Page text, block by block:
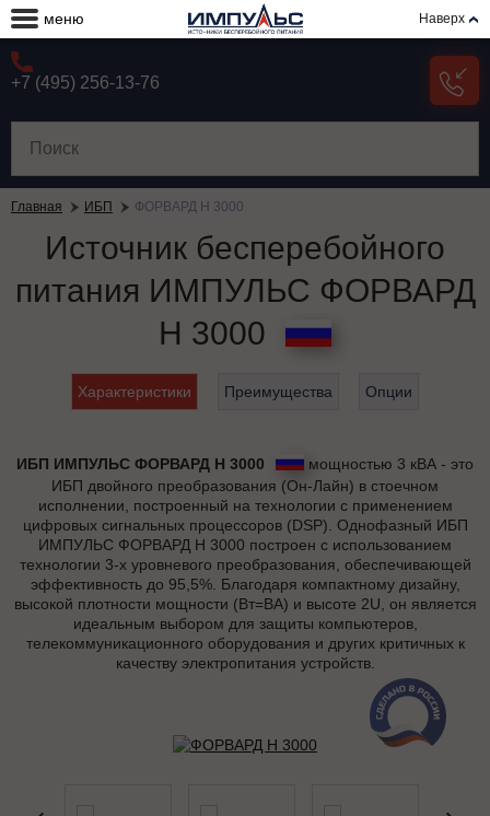
меню Наверх
+7 (495) 256-13-76
Главная ИБП ФОРВАРД Н 3000
Источник бесперебойного
питания ИМПУЛЬС ФОРВАРД
Н 3000
Характеристики Преимущества Опции
ИБП ИМПУЛЬС ФОРВАРД Н 3000
мощностью 3 кВА - это
ИБП двойного преобразования (Он-Лайн) в стоечном
исполнении, построенный на технологии с применением
цифровых сигнальных процессоров (DSP). Однофазный ИБП
ИМПУЛЬС ФОРВАРД Н 3000 построен с использованием
технологии 3-х уровневого преобразования, обеспечивающей
эффективность до 95,5%. Благодаря компактному дизайну,
высокой плотности мощности (Вт=ВА) и высоте 2U, он является
идеальным выбором для защиты компьютеров,
телекоммуникационного оборудования и других критичных к
качеству электропитания устройств.